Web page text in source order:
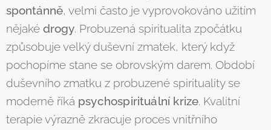
spontánně, velmi často je vyprovokováno užitím
nějaké drogy. Probuzená spiritualita zpočátku
způsobuje velký duševní zmatek, který když
pochopíme stane se obrovským darem. Období
duševního zmatku z probuzené spirituality se
moderně říká psychospirituální krize. Kvalitní
terapie výrazně zkracuje proces vnitřního